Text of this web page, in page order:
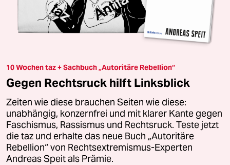
10 Wochen taz + Sachbuch „Autoritäre Rebellion“
Gegen Rechtsruck hilft Linksblick
Zeiten wie diese brauchen Seiten wie diese:
unabhängig, konzernfrei und mit klarer Kante gegen
Faschismus, Rassismus und Rechtsruck. Teste jetzt
die taz und erhalte das neue Buch „Autoritäre
Rebellion“ von Rechtsextremismus-Experten
Andreas Speit als Prämie.